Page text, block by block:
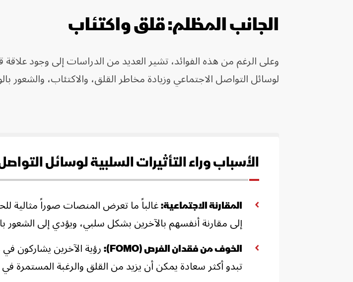
الجانب المظلم: قلق واكتئاب
وعلى الرغم من هذه الفوائد، تشير العديد من الدراسات إلى وجود علاقة
لوسائل التواصل الاجتماعي وزيادة مخاطر القلق، والاكتئاب، والشعور
الأسباب وراء التأثيرات السلبية لوسائل
المقارنة الاجتماعية:غالباً ما تعرض المنصات صوراً مثالية
إلى مقارنة أنفسهم بالآخرين بشكل سلبي، ويؤدي إلى الشعور
الخوف من فقدان الفرص (FOMO):
رؤية الآخرين يشاركون
تبدو أكثر سعادة يمكن أن يزيد من القلق والرغبة المستمرة في